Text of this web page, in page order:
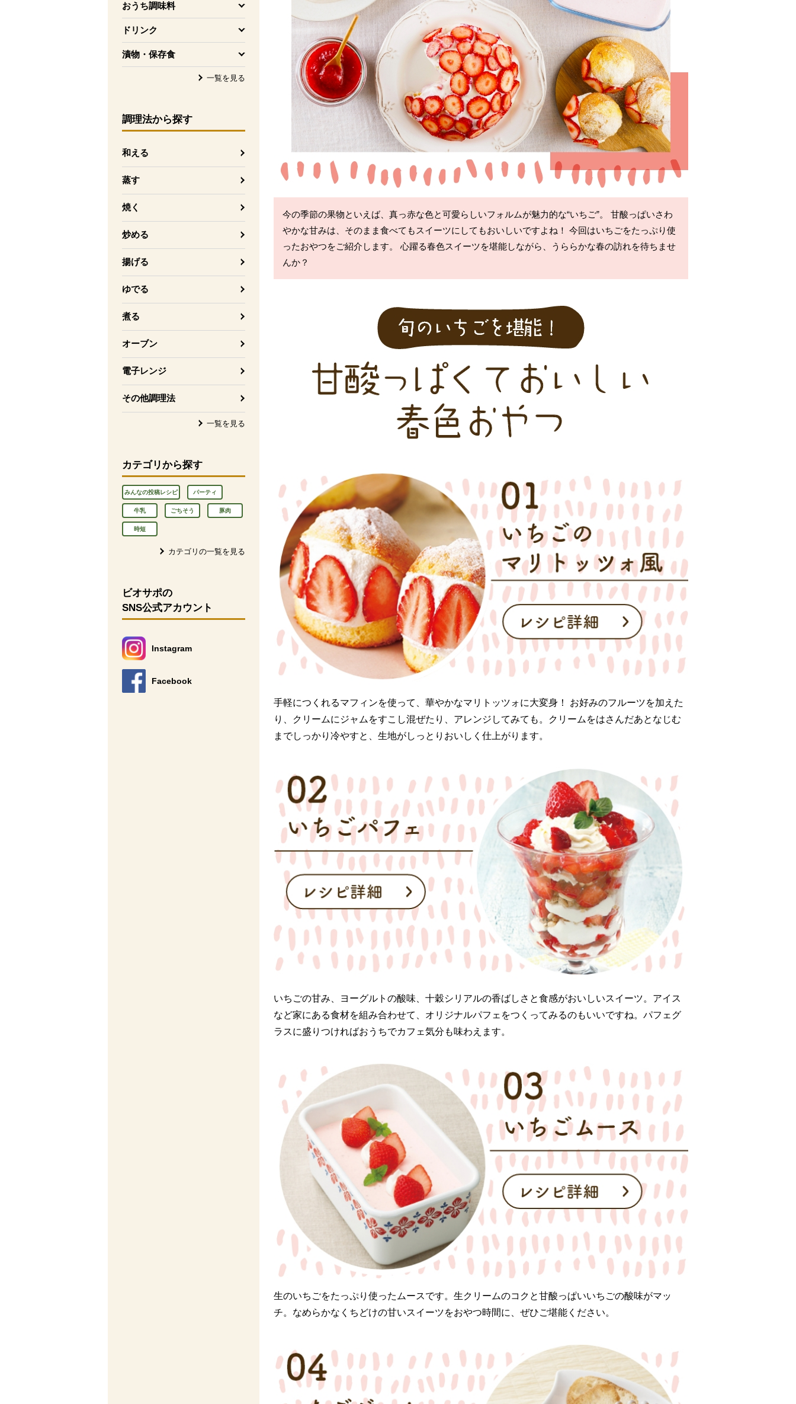
おうち調味料
を開く
ドリンク
を開く
漬物・保存食
を開く
一覧を見る
調理法から探す
和える
蒸す
焼く
炒める
揚げる
ゆでる
煮る
オーブン
電子レンジ
その他調理法
一覧を見る
カテゴリから探す
みんなの投稿レシピ パーティ
牛乳 ごちそう 豚肉
時短
カテゴリの一覧を見る
ビオサポの
SNS公式アカウント
Instagram
別のウィンドウで開きます。
Facebook
別のウィンドウで開きます。
今の季節の果物といえば、真っ赤な色と可愛らしいフォルムが魅力的な“いちご”。 甘酸っぱいさわ
やかな甘みは、そのまま食べてもスイーツにしてもおいしいですよね！ 今回はいちごをたっぷり使
ったおやつをご紹介します。 心躍る春色スイーツを堪能しながら、うららかな春の訪れを待ちませ
んか？
手軽につくれるマフィンを使って、華やかなマリトッツォに大変身！ お好みのフルーツを加えた
り、クリームにジャムをすこし混ぜたり、アレンジしてみても。クリームをはさんだあとなじむ
までしっかり冷やすと、生地がしっとりおいしく仕上がります。
いちごの甘み、ヨーグルトの酸味、十穀シリアルの香ばしさと食感がおいしいスイーツ。アイス
など家にある食材を組み合わせて、オリジナルパフェをつくってみるのもいいですね。パフェグ
ラスに盛りつければおうちでカフェ気分も味わえます。
生のいちごをたっぷり使ったムースです。生クリームのコクと甘酸っぱいいちごの酸味がマッ
チ。なめらかなくちどけの甘いスイーツをおやつ時間に、ぜひご堪能ください。